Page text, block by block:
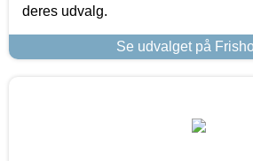
deres udvalg.
Se udvalget på